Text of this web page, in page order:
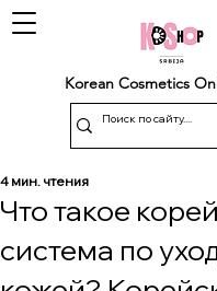
Korean Cosmetics
Что такое
система по
4 мин. чтения